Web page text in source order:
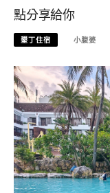
點分享給你
墾丁住宿 小腹婆